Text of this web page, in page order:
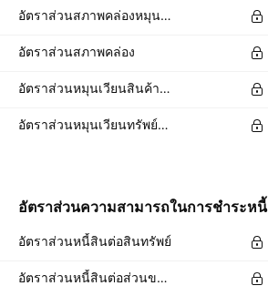
อัตราส่วนสภาพคล่องหมุนเร็ว
อัตราส่วนสภาพคล่อง
อัตราส่วนหมุนเวียนสินค้าคงเหลือ
อัตราส่วนหมุนเวียนทรัพย์สิน
อัตราส่วนความสามารถในการชำระหนี้
อัตราส่วนหนี้สินต่อสินทรัพย์
อัตราส่วนหนี้สินต่อส่วนของผู้ถือหุ้น